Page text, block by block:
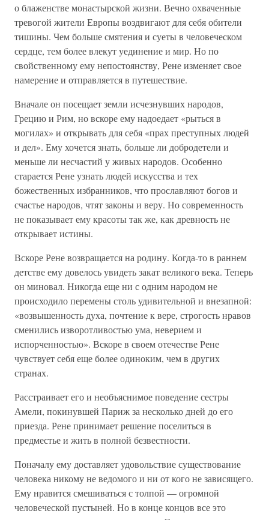
о блаженстве монастырской жизни. Вечно охваченные
тревогой жители Европы воздвигают для себя обители
тишины. Чем больше смятения и суеты в человеческом
сердце, тем более влекут уединение и мир. Но по
свойственному ему непостоянству, Рене изменяет свое
намерение и отправляется в путешествие.
Вначале он посещает земли исчезнувших народов,
Грецию и Рим, но вскоре ему надоедает «рыться в
могилах» и открывать для себя «прах преступных людей
и дел». Ему хочется знать, больше ли добродетели и
меньше ли несчастий у живых народов. Особенно
старается Рене узнать людей искусства и тех
божественных избранников, что прославляют богов и
счастье народов, чтят законы и веру. Но современность
не показывает ему красоты так же, как древность не
открывает истины.
Вскоре Рене возвращается на родину. Когда-то в раннем
детстве ему довелось увидеть закат великого века. Теперь
он миновал. Никогда еще ни с одним народом не
происходило перемены столь удивительной и внезапной:
«возвышенность духа, почтение к вере, строгость нравов
сменились изворотливостью ума, неверием и
испорченностью». Вскоре в своем отечестве Рене
чувствует себя еще более одиноким, чем в других
странах.
Расстраивает его и необъяснимое поведение сестры
Амели, покинувшей Париж за несколько дней до его
приезда. Рене принимает решение поселиться в
предместье и жить в полной безвестности.
Поначалу ему доставляет удовольствие существование
человека никому не ведомого и ни от кого не зависящего.
Ему нравится смешиваться с толпой — огромной
человеческой пустыней. Но в конце концов все это